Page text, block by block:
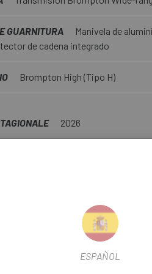
GUARNITURA
Manivela de
de cadena integrado
Brompton High (Tipo H)
2026
Acciaio
DEL FILTRO
ESPAÑOL